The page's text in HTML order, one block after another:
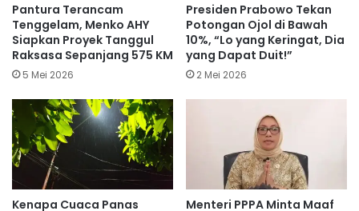
Pantura Terancam
Tenggelam, Menko AHY
Siapkan Proyek Tanggul
Raksasa Sepanjang 575 KM
5 Mei 2026
Presiden Prabowo Tekan
Potongan Ojol di Bawah
10%, “Lo yang Keringat, Dia
yang Dapat Duit!”
2 Mei 2026
Kenapa Cuaca Panas Menteri PPPA Minta Maaf